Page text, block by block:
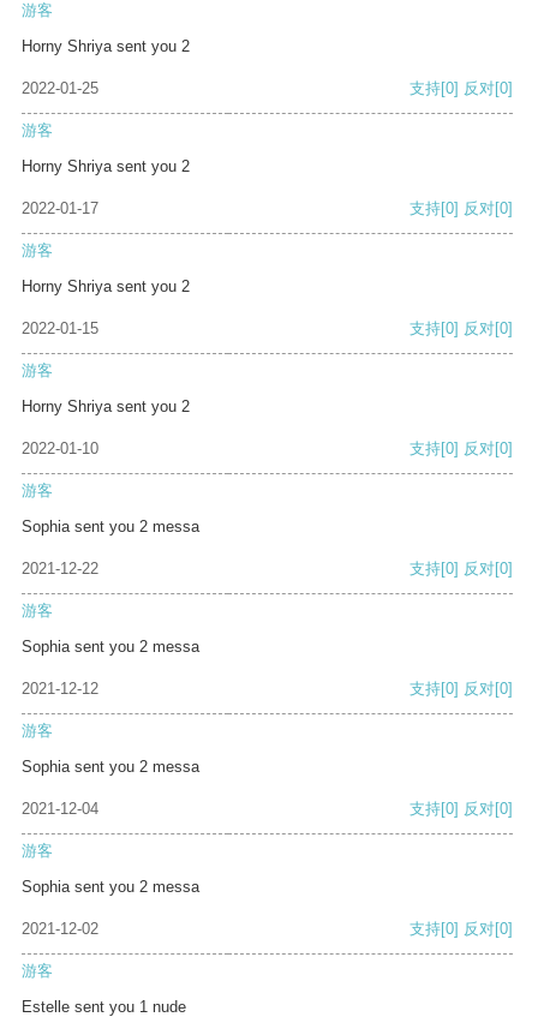
游客
Horny Shriya sent you 2
2022-01-25 支持[0] 反对[0]
游客
Horny Shriya sent you 2
2022-01-17 支持[0] 反对[0]
游客
Horny Shriya sent you 2
2022-01-15 支持[0] 反对[0]
游客
Horny Shriya sent you 2
2022-01-10 支持[0] 反对[0]
游客
Sophia sent you 2 messa
2021-12-22 支持[0] 反对[0]
游客
Sophia sent you 2 messa
2021-12-12 支持[0] 反对[0]
游客
Sophia sent you 2 messa
2021-12-04 支持[0] 反对[0]
游客
Sophia sent you 2 messa
2021-12-02 支持[0] 反对[0]
游客
Estelle sent you 1 nude